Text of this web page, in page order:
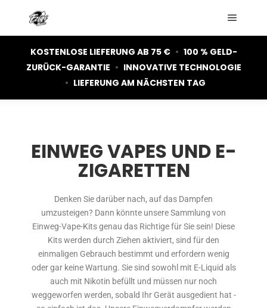
KOSTENLOSE LIEFERUNG AB 75 € • 100 % GELD-
ZURÜCK-GARANTIE • INNOVATIVE TECHNOLOGIE
• LIEFERUNG AM NÄCHSTEN TAG
EINWEG VAPES UND E-
ZIGARETTEN
Denken Sie darüber nach, auf das Dampfen
umzusteigen? Dann könnte unsere Sammlung von
Einweg-Vape-Kits genau das Richtige für Sie sein! Diese
Kits werden durch Ziehen aktiviert, sind für den
einmaligen Gebrauch bestimmt und erfordern wenig
oder gar keine Wartung. Sie sind sowohl mit E-Liquid als
auch mit Nikotin befüllt und müssen nur noch
weggeworfen werden, sobald Ihr Gerät ausgedient hat -